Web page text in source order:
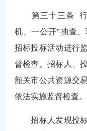
第三十三条
机、一公开”抽查
招标投标活动进行
督检查。招标人、
韶关市公共资源交
依法实施监督检查。
招标人发现投标